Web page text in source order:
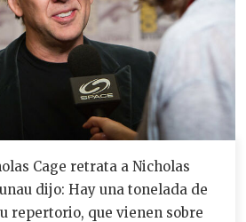
Cage retrata a Nicholas
dijo: Hay una tonelada de
repertorio, que vienen sobre